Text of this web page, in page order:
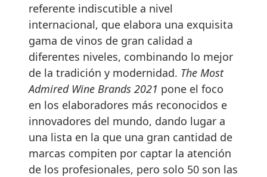
referente indiscutible a nivel
internacional, que elabora una exquisita
gama de vinos de gran calidad a
diferentes niveles, combinando lo mejor
de la tradición y modernidad. The Most
Admired Wine Brands 2021 pone el foco
en los elaboradores más reconocidos e
innovadores del mundo, dando lugar a
una lista en la que una gran cantidad de
marcas compiten por captar la atención
de los profesionales, pero solo 50 son las